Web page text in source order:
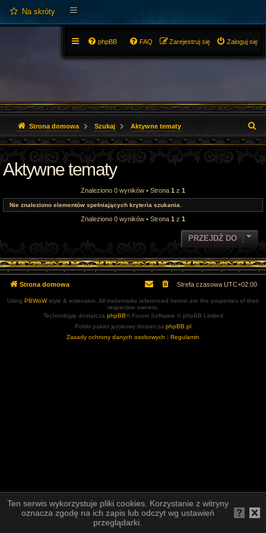
Na skróty
Zaloguj się
Zarejestruj się
FAQ
phpBB
Strona domowa Szukaj Aktywne tematy
z
u
Aktywne tematy
Znaleziono 0 wyników • Strona 1 z 1
Nie znaleziono elementów spełniających kryteria szukania.
Znaleziono 0 wyników • Strona 1 z 1
PRZEJDŹ DO
Strona domowa Strefa czasowa UTC+02:00
Using PBWoWstyle & extension. All trademarks referenced herein are the properties of their
respective owners.
Technologię dostarcza phpBB® Forum Software © phpBB Limited
Polski pakiet językowy dostarcza phpBB.pl
Zasady ochrony danych osobowych | Regulamin
Ten serwis wykorzystuje pliki cookies. Korzystanie z witryny
oznacza zgodę na ich zapis lub odczyt wg ustawień
przeglądarki.